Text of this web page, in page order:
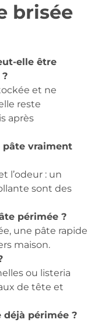
brisée
elle être
et ne
reste
après
pâte vraiment
l’odeur : un
sont des
périmée ?
une pâte rapide
maison.
ou listeria
de tête et
déjà périmée ?